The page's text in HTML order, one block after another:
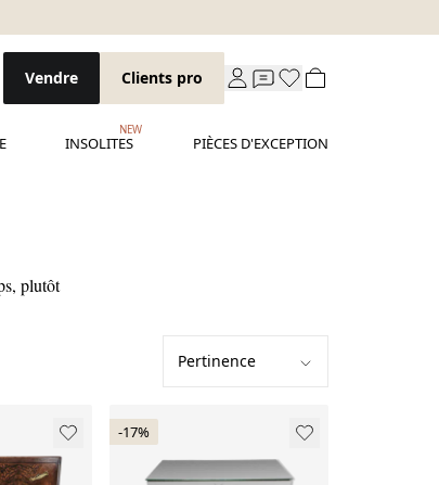
Vendre Clients pro
INSOLITES
NEW
PIÈCES D'EXCEPTION
plutôt
-17%